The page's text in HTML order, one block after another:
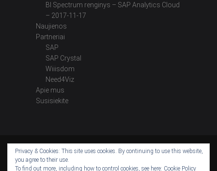
BI Spectrum renginys – SAP Analytics Cloud
– 2017-11-17
Naujienos
Partneriai
SAP
SAP Crystal
Wiiisdom
Need4Viz
Apie mus
Susisiekite
YouTubeLinkedInInstagramFacebook
Twitter
Privacy & Cookies: This site uses cookies. By continuing to use this website,
you agree to their use.
To find out more, including how to control cookies, see here: Cookie Policy